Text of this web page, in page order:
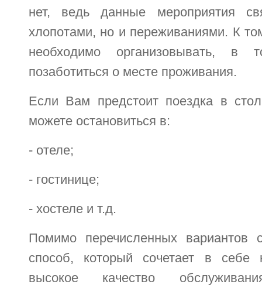
нет, ведь данные мероприятия
хлопотами, но и переживаниями. К
необходимо организовывать, в
позаботиться о месте проживания.
Если Вам предстоит поездка в
можете остановиться в:
- отеле;
- гостинице;
- хостеле и т.д.
Помимо перечисленных вариантов
способ, который сочетает в себе
высокое качество